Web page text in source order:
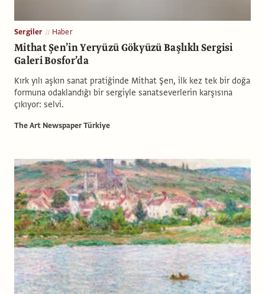
Sergiler Haber
Mithat Şen’in Yeryüzü Gökyüzü Başlıklı Sergisi
Galeri Bosfor’da
Kırk yılı aşkın sanat pratiğinde Mithat Şen, ilk kez tek bir doğa
formuna odaklandığı bir sergiyle sanatseverlerin karşısına
çıkıyor: selvi.
The Art Newspaper Türkiye